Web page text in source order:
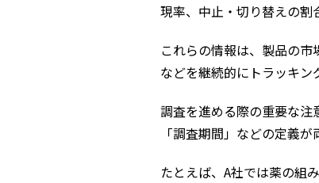
現率、中止・切り替えの割
これらの情報は、製品の
などを継続的にトラッキン
調査を進める際の重要な注
「調査期間」などの定義
たとえば、A社では薬の組